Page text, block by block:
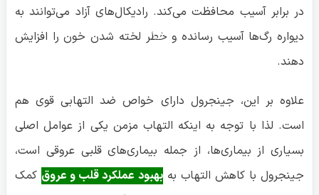
بسیاری از بیماری‌ها، از جمله بیماری‌های قلبی عروقی است،
جینجرول با کاهش التهاب بهبهبود عملکرد قلب و عروقکمک
می‌کند و از تشکیل لخته‌های خونی جلوگیری می‌کند.